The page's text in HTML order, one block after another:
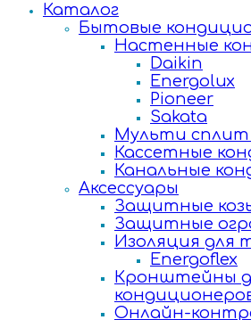
Каталог
Бытовые
Настенные
Daikin
Energolux
Pioneer
Sakata
Мульти
Кассетные
Канальные
Аксессуары
Защитные
Защитные
Изоляция для
Energoflex
Кронштейны
Онлайн-